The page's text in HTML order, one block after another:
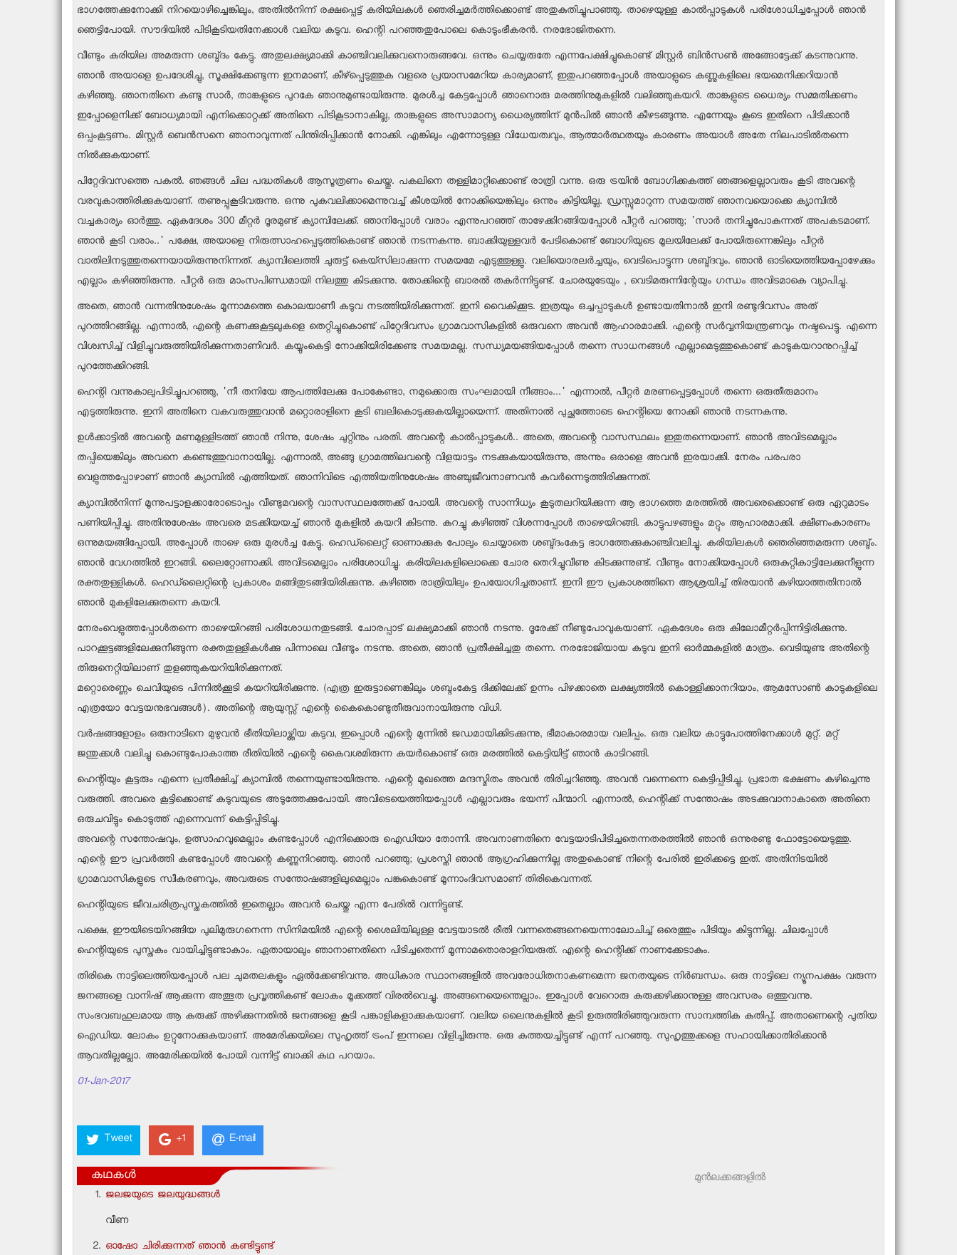
ഭാഗത്തേക്കുനോക്കി നിറയൊഴിച്ചെങ്കിലും, അതില്‍നിന്ന് രക്ഷപ്പെട്ട് കരിയിലകള്‍ ഞെരിച്ചമര്‍ത്തിക്കൊണ്ട് അതുകുതിച്ചുപാഞ്ഞു. താഴെയുള്ള കാല്‍പ്പാടുകള്‍ പരിശോധിച്ചപ്പോള്‍ ഞാന്‍
ഞെട്ടിപോയി. സൗദിയില്‍ പിടികൂടിയതിനേക്കാള്‍ വലിയ കടുവ. ഹെന്റി പറഞ്ഞതുപോലെ കൊടുംഭീകരന്‍. നരഭോജിതന്നെ.
വീണ്ടും കരിയില അമരുന്ന ശബ്ദ്ദം കേട്ടു. അതുലക്ഷ്യമാക്കി കാഞ്ചിവലിക്കുവനൊരുങ്ങവേ. ഒന്നും ചെയ്യരുതേ എന്നപേക്ഷിച്ചുകൊണ്ട് മിസ്റ്റര്‍ ബിന്‍സണ്‍ അങ്ങോട്ടേക്ക് കടന്നുവന്നു.
ഞാന്‍ അയാളെ ഉപദേശിച്ചു, സൂക്ഷിക്കേണ്ടുന്ന ഇനമാണ്, കീഴ്‌പ്പെടുത്തുക വളരെ പ്രയാസമേറിയ കാര്യമാണ്, ഇതുപറഞ്ഞപ്പോള്‍ അയാളുടെ കണ്ണുകളിലെ ഭയമെനിക്കറിയാന്‍
കഴിഞ്ഞു. ഞാനതിനെ കണ്ടു സാര്‍, താങ്കളുടെ പുറകേ ഞാനുമുണ്ടായിരുന്നു. മുരള്‍ച്ച കേട്ടപ്പോള്‍ ഞാനൊരു മരത്തിനുമുകളില്‍ വലിഞ്ഞുകയറി. താങ്കളുടെ ധൈര്യം സമ്മതിക്കണം
ഇപ്പോളെനിക്ക് ബോധ്യമായി എനിക്കൊറ്റക്ക് അതിനെ പിടികൂടാനാകില്ല, താങ്കളുടെ അസാമാന്യ ധൈര്യത്തിന് മുന്‍പില്‍ ഞാന്‍ കീഴടങ്ങുന്നു. എന്നേയും കൂടെ ഇതിനെ പിടിക്കാന്‍
ഒപ്പംകൂട്ടണം. മിസ്റ്റര്‍ ബെന്‍സനെ ഞാനാവുന്നത് പിന്തിരിപ്പിക്കാന്‍ നോക്കി. എങ്കിലും എന്നോടുള്ള വിധേയത്വവും, ആത്മാര്‍ത്ഥതയും കാരണം അയാള്‍ അതേ നിലപാടില്‍തന്നെ
നില്‍ക്കുകയാണ്.
പിറ്റേദിവസത്തെ പകല്‍. ഞങ്ങള്‍ ചില പദ്ധതികള്‍ ആസൂത്രണം ചെയ്തു. പകലിനെ തള്ളിമാറ്റിക്കൊണ്ട് രാത്രി വന്നു. ഒരു ട്രയിന്‍ ബോഗിക്കകത്ത് ഞങ്ങളെല്ലാവരും കൂടി അവന്റെ
വരവുകാത്തിരിക്കുകയാണ്. തണുപ്പുകൂടിവരുന്നു. ഒന്നു പുകവലിക്കാമെന്നുവച്ച് കീശയില്‍ നോക്കിയെങ്കിലും ഒന്നും കിട്ടിയില്ല. ഡ്രസ്സുമാറുന്ന സമയത്ത് ഞാനവയൊക്കെ ക്യാമ്പില്‍
വച്ചകാര്യം ഓര്‍ത്തു. ഏകദേശം 300 മീറ്റര്‍ ദൂരമുണ്ട് ക്യാമ്പിലേക്ക്. ഞാനിപ്പോള്‍ വരാം എന്നുപറഞ്ഞ് താഴേക്കിറങ്ങിയപ്പോള്‍ പീറ്റര്‍ പറഞ്ഞു; 'സാര്‍ തനിച്ചുപോകുന്നത് അപകടമാണ്.
ഞാന്‍ കൂടി വരാം..' പക്ഷേ, അയാളെ നിരുത്സാഹപ്പെടുത്തികൊണ്ട് ഞാന്‍ നടന്നകന്നു. ബാക്കിയുള്ളവര്‍ പേടികൊണ്ട് ബോഗിയുടെ മൂലയിലേക്ക് പോയിരുന്നെങ്കിലും പീറ്റര്‍
വാതിലിനടുത്തുതന്നെയായിരുന്നുനിന്നത്. ക്യാമ്പിലെത്തി ചുരുട്ട് കെയ്‌സിലാക്കുന്ന സമയമേ എടുത്തൂള്ളു. വലിയൊരലര്‍ച്ചയും, വെടിപൊട്ടുന്ന ശബ്ദ്ദവും. ഞാന്‍ ഓടിയെത്തിയപ്പോഴേക്കും
എല്ലാം കഴിഞ്ഞിരുന്നു. പീറ്റര്‍ ഒരു മാംസപിണ്ഡമായി നിലത്തു കിടക്കുന്നു. തോക്കിന്റെ ബാരല്‍ തകര്‍ന്നിട്ടുണ്ട്. ചോരയുടേയും , വെടിമരുന്നിന്റേയും ഗന്ധം അവിടമാകെ വ്യാപിച്ചു.
അതെ, ഞാന്‍ വന്നതിനുശേഷം മൂന്നാമത്തെ കൊലയാണീ കടുവ നടത്തിയിരിക്കുന്നത്. ഇനി വൈകിക്കൂട. ഇത്രയും ഒച്ചപ്പാടുകള്‍ ഉണ്ടായതിനാല്‍ ഇനി രണ്ടുദിവസം അത്
പുറത്തിറങ്ങില്ല. എന്നാല്‍, എന്റെ കണക്കുകൂട്ടലുകളെ തെറ്റിച്ചുകൊണ്ട് പിറ്റേദിവസം ഗ്രാമവാസികളില്‍ ഒരുവനെ അവന്‍ ആഹാരമാക്കി. എന്റെ സര്‍വ്വനിയന്ത്രണവും നഷ്ടപെട്ടു. എന്നെ
വിശ്വസിച്ച് വിളിച്ചുവരുത്തിയിരിക്കുന്നതാണിവര്‍. കയ്യുംകെട്ടി നോക്കിയിരിക്കേണ്ട സമയമല്ല. സന്ധ്യമയങ്ങിയപ്പോള്‍ തന്നെ സാധനങ്ങള്‍ എല്ലാമെടുത്തുകൊണ്ട് കാടുകയറാനുറപ്പിച്ച്
പുറത്തേക്കിറങ്ങി.
ഹെന്റി വന്നുകാലുപിടിച്ചുപറഞ്ഞു, 'നീ തനിയേ ആപത്തിലേക്കു പോകേണ്ടാ, നമുക്കൊരു സംഘമായി നീങ്ങാം...' എന്നാല്‍, പീറ്റര്‍ മരണപ്പെട്ടപ്പോള്‍ തന്നെ ഒരുതീരുമാനം
എടുത്തിരുന്നു. ഇനി അതിനെ വകവരുത്തുവാന്‍ മറ്റൊരാളിനെ കൂടി ബലികൊടുക്കുകയില്ലായെന്ന്. അതിനാല്‍ പുച്ഛത്തോടെ ഹെന്റിയെ നോക്കി ഞാന്‍ നടന്നകന്നു.
ഉള്‍ക്കാട്ടില്‍ അവന്റെ മണമുള്ളിടത്ത് ഞാന്‍ നിന്നു, ശേഷം ചുറ്റിനും പരതി. അവന്റെ കാല്‍പ്പാടുകള്‍.. അതെ, അവന്റെ വാസസ്ഥലം ഇതുതന്നെയാണ്. ഞാന്‍ അവിടമെല്ലാം
തപ്പിയെങ്കിലും അവനെ കണ്ടെത്തുവാനായില്ല. എന്നാല്‍, അങ്ങു ഗ്രാമത്തിലവന്റെ വിളയാട്ടം നടക്കുകയായിരുന്നു, അന്നും ഒരാളെ അവന്‍ ഇരയാക്കി. നേരം പരപരാ
വെളുത്തപ്പോഴാണ് ഞാന്‍ ക്യാമ്പില്‍ എത്തിയത്. ഞാനിവിടെ എത്തിയതിനുശേഷം അഞ്ചുജീവനാണവന്‍ കവര്‍ന്നെടുത്തിരിക്കുന്നത്.
ക്യാമ്പില്‍നിന്ന് മൂന്നുപട്ടാളക്കാരോടൊപ്പം വീണ്ടുമവന്റെ വാസസ്ഥലത്തേക്ക് പോയി. അവന്റെ സാന്നിധ്യം കൂടുതലറിയിക്കുന്ന ആ ഭാഗത്തെ മരത്തില്‍ അവരെക്കൊണ്ട് ഒരു ഏറുമാടം
പണിയിപ്പിച്ചു. അതിനുശേഷം അവരെ മടക്കിയയച്ച് ഞാന്‍ മുകളില്‍ കയറി കിടന്നു. കുറച്ചു കഴിഞ്ഞ് വിശന്നപ്പോള്‍ താഴെയിറങ്ങി. കാട്ടുപഴങ്ങളും മറ്റും ആഹാരമാക്കി. ക്ഷീണംകാരണം
ഒന്നുമയങ്ങിപ്പോയി. അപ്പോള്‍ താഴെ ഒരു മുരള്‍ച്ച കേട്ടു. ഹെഡ്‌ലൈറ്റ് ഓണാക്കുക പോലും ചെയ്യാതെ ശബ്ദ്ദംകേട്ട ഭാഗത്തേക്കുകാഞ്ചിവലിച്ചു. കരിയിലകള്‍ ഞെരിഞ്ഞമരുന്ന ശബ്ദ്ം.
ഞാന്‍ വേഗത്തില്‍ ഇറങ്ങി. ലൈറ്റോണാക്കി. അവിടമെല്ലാം പരിശോധിച്ചു. കരിയിലകളിലൊക്കെ ചോര തെറിച്ചുവീണു കിടക്കുന്നുണ്ട്. വീണ്ടും നോക്കിയപ്പോള്‍ ഒരുകുറ്റികാട്ടിലേക്കുനീളുന്ന
രക്തതുള്ളികള്‍. ഹെഡ്‌ലൈറ്റിന്റെ പ്രകാശം മങ്ങിതുടങ്ങിയിരിക്കുന്നു. കഴിഞ്ഞ രാത്രിയിലും ഉപയോഗിച്ചതാണ്. ഇനി ഈ പ്രകാശത്തിനെ ആശ്രയിച്ച് തിരയാന്‍ കഴിയാത്തതിനാല്‍
ഞാന്‍ മുകളിലേക്കുതന്നെ കയറി.
നേരംവെളുത്തപ്പോള്‍തന്നെ താഴെയിറങ്ങി പരിശോധനതുടങ്ങി. ചോരപ്പാട് ലക്ഷ്യമാക്കി ഞാന്‍ നടന്നു. ദൂരേക്ക് നീണ്ടുപോവുകയാണ്. ഏകദേശം ഒരു കിലോമീറ്റര്‍പ്പിന്നിട്ടിരിക്കുന്നു.
പാറക്കൂട്ടങ്ങളിലേക്കുനീങ്ങുന്ന രക്തതുള്ളികള്‍ക്കു പിന്നാലെ വീണ്ടും നടന്നു. അതെ, ഞാന്‍ പ്രതീക്ഷിച്ചതു തന്നെ. നരഭോജിയായ കടുവ ഇനി ഓര്‍മ്മകളില്‍ മാത്രം. വെടിയുണ്ട അതിന്റെ
തിരുനെറ്റിയിലാണ് തുളഞ്ഞുകയറിയിരിക്കുന്നത്.
മറ്റൊരെണ്ണം ചെവിയുടെ പിന്നില്‍ക്കൂടി കയറിയിരിക്കുന്നു. (എത്ര ഇരുട്ടാണെങ്കിലും ശബ്ദംകേട്ട ദിക്കിലേക്ക് ഉന്നം പിഴക്കാതെ ലക്ഷ്യത്തില്‍ കൊള്ളിക്കാനറിയാം, ആമസോണ്‍ കാടുകളിലെ
എത്രയോ വേട്ടയനുഭവങ്ങള്‍). അതിന്റെ ആയുസ്സ് എന്റെ കൈകൊണ്ടുതീരുവാനായിരുന്നു വിധി.
വര്‍ഷങ്ങളോളം ഒരുനാടിനെ മുഴുവന്‍ ഭീതിയിലാഴ്ത്തിയ കടുവ, ഇപ്പൊള്‍ എന്റെ മുന്നില്‍ ജഡമായിക്കിടക്കുന്നു, ഭീമാകാരമായ വലിപ്പം. ഒരു വലിയ കാട്ടുപോത്തിനേക്കാള്‍ മുറ്റ്. മറ്റ്
ജന്തുക്കള്‍ വലിച്ചു കൊണ്ടുപോകാത്ത രീതിയില്‍ എന്റെ കൈവശമിരുന്ന കയര്‍കൊണ്ട് ഒരു മരത്തില്‍ കെട്ടിയിട്ട് ഞാന്‍ കാടിറങ്ങി.
ഹെന്റിയും കൂട്ടരും എന്നെ പ്രതീക്ഷിച്ച് ക്യാമ്പില്‍ തന്നെയുണ്ടായിരുന്നു. എന്റെ മുഖത്തെ മന്ദസ്മിതം അവന്‍ തിരിച്ചറിഞ്ഞു. അവന്‍ വന്നെന്നെ കെട്ടിപ്പിടിച്ചു. പ്രഭാത ഭക്ഷണം കഴിച്ചെന്നു
വരുത്തി. അവരെ കൂട്ടിക്കൊണ്ട് കടുവയുടെ അടുത്തേക്കുപോയി. അവിടെയെത്തിയപ്പോള്‍ എല്ലാവരും ഭയന്ന് പിന്മാറി. എന്നാല്‍, ഹെന്റിക്ക് സന്തോഷം അടക്കുവാനാകാതെ അതിനെ
ഒരുചവിട്ടും കൊടുത്ത് എന്നെവന്ന് കെട്ടിപ്പിടിച്ചു.
അവന്റെ സന്തോഷവും, ഉത്സാഹവുമെല്ലാം കണ്ടപ്പോള്‍ എനിക്കൊരു ഐഡിയാ തോന്നി. അവനാണതിനെ വേട്ടയാടിപിടിച്ചതെന്നതരത്തില്‍ ഞാന്‍ ഒന്നുരണ്ടു ഫോട്ടോയെടുത്തു.
എന്റെ ഈ പ്രവര്‍ത്തി കണ്ടപ്പോള്‍ അവന്റെ കണ്ണുനിറഞ്ഞു. ഞാന്‍ പറഞ്ഞു; പ്രശസ്തി ഞാന്‍ ആഗ്രഹിക്കുന്നില്ല അതുകൊണ്ട് നിന്റെ പേരില്‍ ഇരിക്കട്ടെ ഇത്. അതിനിടയില്‍
ഗ്രാമവാസികളുടെ സ്വീകരണവും, അവരുടെ സന്തോഷങ്ങളിലുമെല്ലാം പങ്കുകൊണ്ട് മൂന്നാംദിവസമാണ് തിരികെവന്നത്.
ഹെന്റിയുടെ ജീവചരിത്രപുസ്തകത്തില്‍ ഇതെല്ലാം അവന്‍ ചെയ്തു എന്ന പേരില്‍ വന്നിട്ടുണ്ട്.
പക്ഷെ, ഈയിടെയിറങ്ങിയ പുലിമുരുഗനെന്ന സിനിമയില്‍ എന്റെ ശൈലിയിലുള്ള വേട്ടയാടല്‍ രീതി വന്നതെങ്ങനെയെന്നാലോചിച്ച് ഒരെത്തും പിടിയും കിട്ടുന്നില്ല. ചിലപ്പോള്‍
ഹെന്റിയുടെ പുസ്തകം വായിച്ചിട്ടുണ്ടാകാം. ഏതായാലും ഞാനാണതിനെ പിടിച്ചതെന്ന് മൂന്നാമതൊരാളറിയരുത്. എന്റെ ഹെന്റിക്ക് നാണക്കേടാകും.
തിരികെ നാട്ടിലെത്തിയപ്പോള്‍ പല ചുമതലകളും ഏല്‍ക്കേണ്ടിവന്നു. അധികാര സ്ഥാനങ്ങളില്‍ അവരോധിതനാകണമെന്ന ജനതയുടെ നിര്‍ബന്ധം. ഒരു നാട്ടിലെ ന്യൂനപക്ഷം വരുന്ന
ജനങ്ങളെ വാനിഷ് ആക്കുന്ന അത്ഭുത പ്രവൃത്തികണ്ട് ലോകം മൂക്കത്ത് വിരല്‍വെച്ചു. അങ്ങനെയെന്തെല്ലാം. ഇപ്പോള്‍ വേറൊരു കുരുക്കഴിക്കാനുള്ള അവസരം ഒത്തുവന്നു.
സംഭവബഹുലമായ ആ കുരുക്ക് അഴിക്കുന്നതില്‍ ജനങ്ങളെ കൂടി പങ്കാളികളാക്കുകയാണ്. വലിയ ലൈനുകളില്‍ കൂടി ഉരുത്തിരിഞ്ഞുവരുന്ന സാമ്പത്തിക കുതിപ്പ്. അതാണെന്റെ പുതിയ
ഐഡിയ. ലോകം ഉറ്റുനോക്കുകയാണ്. അമേരിക്കയിലെ സുഹൃത്ത് ട്രംപ് ഇന്നലെ വിളിച്ചിരുന്നു. ഒരു കത്തയച്ചിട്ടുണ്ട് എന്ന് പറഞ്ഞു. സുഹൃത്തുക്കളെ സഹായിക്കാതിരിക്കാന്‍
ആവതില്ലല്ലോ. അമേരിക്കയില്‍ പോയി വന്നിട്ട് ബാക്കി കഥ പറയാം.
01-Jan-2017
Tweet +1 E-mail
കഥകൾ മുന്‍ലക്കങ്ങളില്‍
ജലജയുടെ ജലയുദ്ധങ്ങള്‍
വീണ
ഓഷോ ചിരിക്കുന്നത് ഞാന്‍ കണ്ടിട്ടുണ്ട്